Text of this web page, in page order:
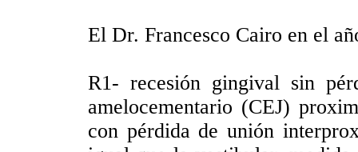
El Dr. Francesco Cairo en el
R1- recesión gingival sin
amelocementario (CEJ)
con pérdida de unión